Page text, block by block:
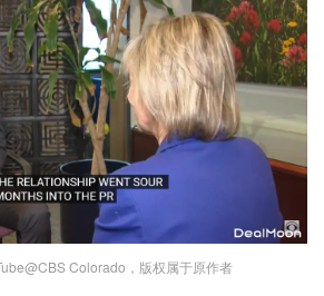
Colorado，版权属于原作者